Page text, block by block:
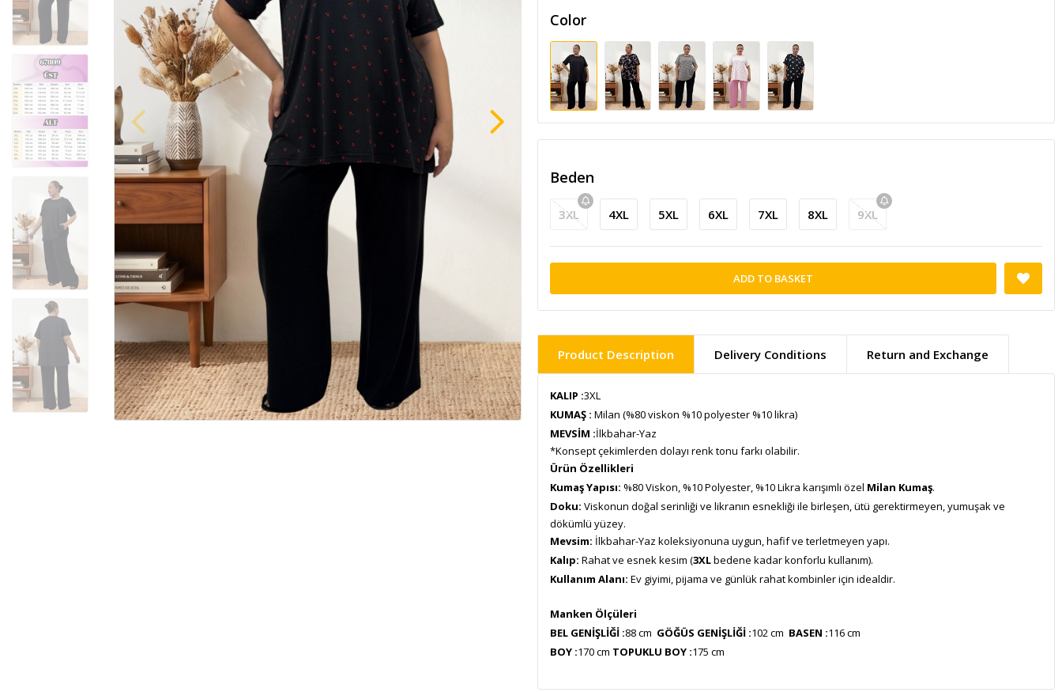
Color
Beden
3XL 4XL 5XL 6XL 7XL 8XL 9XL
ADD TO BASKET
Product Description Delivery Conditions Return and Exchange
KALIP :3XL
KUMAŞ : Milan (%80 viskon %10 polyester %10 likra)
MEVSİM :İlkbahar-Yaz
*Konsept çekimlerden dolayı renk tonu farkı olabilir.
Ürün Özellikleri
Kumaş Yapısı: %80 Viskon, %10 Polyester, %10 Likra karışımlı özel Milan Kumaş.
Doku: Viskonun doğal serinliği ve likranın esnekliği ile birleşen, ütü gerektirmeyen, yumuşak ve
dökümlü yüzey.
Mevsim: İlkbahar-Yaz koleksiyonuna uygun, hafif ve terletmeyen yapı.
Kalıp: Rahat ve esnek kesim (3XLbedene kadar konforlu kullanım).
Kullanım Alanı: Ev giyimi, pijama ve günlük rahat kombinler için idealdir.
Manken Ölçüleri
BEL GENİŞLİĞİ :88 cm GÖĞÜS GENİŞLİĞİ :102 cm BASEN :116 cm
BOY :170 cm TOPUKLU BOY :175 cm